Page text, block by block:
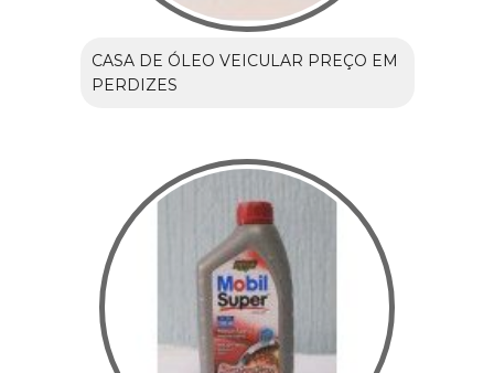
CASA DE ÓLEO VEICULAR PREÇO EM
PERDIZES